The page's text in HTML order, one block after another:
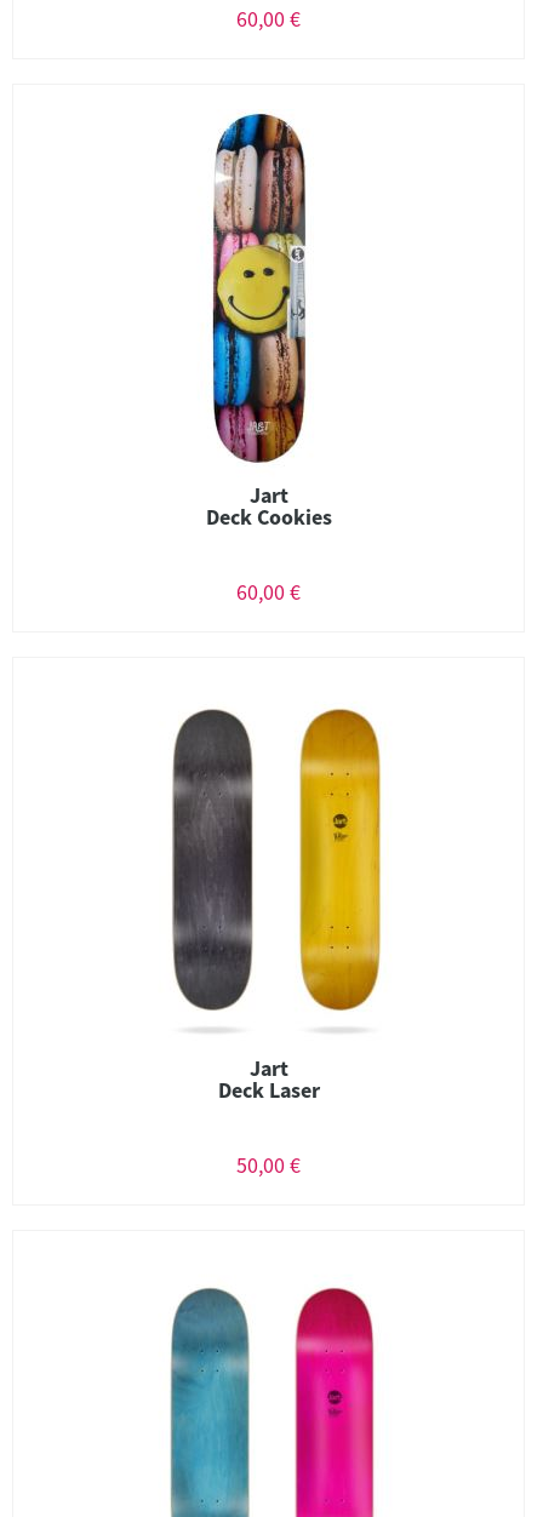
60,00 €
Jart
Deck Cookies
60,00 €
Jart
Deck Laser
50,00 €